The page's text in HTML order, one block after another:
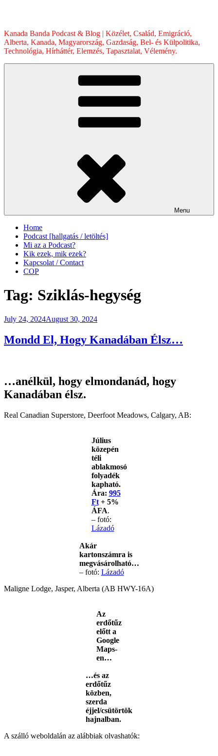
Kanada Banda Podcast & Blog | Közélet, Család, Emigráció,
Alberta, Kanada, Magyarország, Gazdaság, Bel- és Külpolitika,
Technológia, Hírháttér, Elemzés, Tapasztalat, Vélemény.
Menu
Home
Podcast [hallgatás / letöltés]
Mi az a Podcast?
Kik ezek, mik ezek?
Kapcsolat / Contact
COP
Tag: Sziklás-hegység
Posted
July 24, 2024August 30, 2024
Mondd El, Hogy Kanadában Élsz…
…anélkül, hogy elmondanád, hogy
Kanadában élsz.
Real Canadian Superstore, Deerfoot Meadows, Calgary, AB:
Július
közepén
téli
ablakmosó
folyadék
kapható.
Ára: 995
Ft+ 5%
ÁFA.
– fotó:
Lázadó
Akár
kartonszámra is
megvásárolható…
– fotó: Lázadó
Maligne Lodge, Jasper, Alberta (AB HWY-16A)
Az
erdőtűz
előtt a
Google
Maps-
en…
…és az
erdőtűz
közben,
szerda
éjjel/csütörtök
hajnalban.
A szálló weboldalán az alábbiak olvashatók: